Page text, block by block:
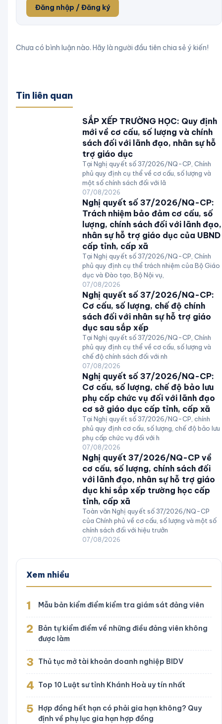
Đăng nhập / Đăng ký
Chưa có bình luận nào. Hãy là người đầu tiên chia sẻ ý kiến!
Tin liên quan
SẮP XẾP TRƯỜNG HỌC: Quy định
mới về cơ cấu, số lượng và chính
sách đối với lãnh đạo, nhân sự hỗ
trợ giáo dục
Tại Nghị quyết số 37/2026/NQ-CP, Chính
phủ quy định cụ thể về cơ cấu, số lượng và
một số chính sách đối với lã
07/08/2026
Nghị quyết số 37/2026/NQ-CP:
Trách nhiệm bảo đảm cơ cấu, số
lượng, chính sách đối với lãnh đạo,
nhân sự hỗ trợ giáo dục của UBND
cấp tỉnh, cấp xã
Tại Nghị quyết số 37/2026/NQ-CP, Chính
phủ quy định cụ thể trách nhiệm của Bộ Giáo
dục và Đào tạo, Bộ Nội vụ,
07/08/2026
Nghị quyết số 37/2026/NQ-CP:
Cơ cấu, số lượng, chế độ chính
sách đối với nhân sự hỗ trợ giáo
dục sau sắp xếp
Tại Nghị quyết số 37/2026/NQ-CP, Chính
phủ quy định cụ thể về cơ cấu, số lượng và
chế độ chính sách đối với nh
07/08/2026
Nghị quyết số 37/2026/NQ-CP:
Cơ cấu, số lượng, chế độ bảo lưu
phụ cấp chức vụ đối với lãnh đạo
cơ sở giáo dục cấp tỉnh, cấp xã
Tại Nghị quyết số 37/2026/NQ-CP, chính
phủ quy định cơ cấu, số lượng, chế độ bảo lưu
phụ cấp chức vụ đối với h
07/08/2026
Nghị quyết 37/2026/NQ-CP về
cơ cấu, số lượng, chính sách đối
với lãnh đạo, nhân sự hỗ trợ giáo
dục khi sắp xếp trường học cấp
tỉnh, cấp xã
Toàn văn Nghị quyết số 37/2026/NQ-CP
của Chính phủ về cơ cấu, số lượng và một số
chính sách đối với hiệu trưởn
07/08/2026
Xem nhiều
1 Mẫu bản kiểm điểm kiểm tra giám sát đảng viên
2
Bản tự kiểm điểm về những điều đảng viên không
được làm
3 Thủ tục mở tài khoản doanh nghiệp BIDV
4 Top 10 Luật sư tỉnh Khánh Hoà uy tín nhất
5
Hợp đồng hết hạn có phải gia hạn không? Quy
định về phụ lục gia hạn hợp đồng